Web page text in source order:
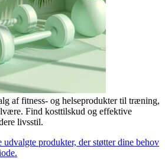
af fitness- og helseprodukter til træning,
Find kosttilskud og effektive
livsstil.
produkter, der støtter dine behov